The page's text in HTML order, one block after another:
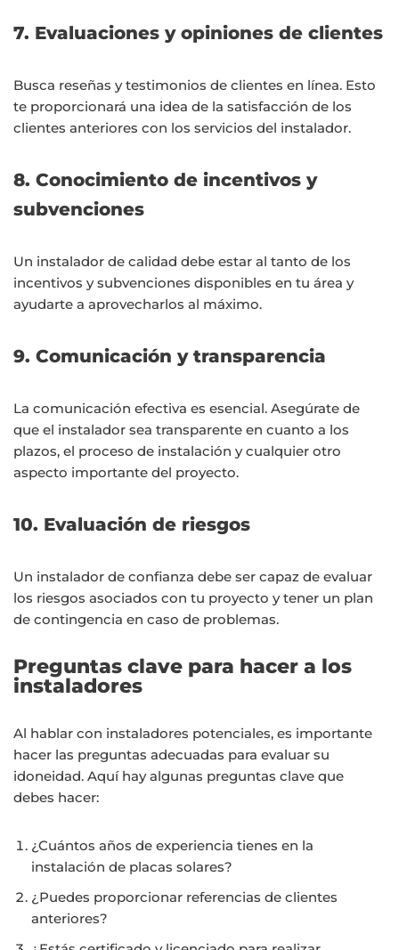
7. Evaluaciones y opiniones de clientes
Busca reseñas y testimonios de clientes en línea. Esto
te proporcionará una idea de la satisfacción de los
clientes anteriores con los servicios del instalador.
8. Conocimiento de incentivos y
subvenciones
Un instalador de calidad debe estar al tanto de los
incentivos y subvenciones disponibles en tu área y
ayudarte a aprovecharlos al máximo.
9. Comunicación y transparencia
La comunicación efectiva es esencial. Asegúrate de
que el instalador sea transparente en cuanto a los
plazos, el proceso de instalación y cualquier otro
aspecto importante del proyecto.
10. Evaluación de riesgos
Un instalador de confianza debe ser capaz de evaluar
los riesgos asociados con tu proyecto y tener un plan
de contingencia en caso de problemas.
Preguntas clave para hacer a los
instaladores
Al hablar con instaladores potenciales, es importante
hacer las preguntas adecuadas para evaluar su
idoneidad. Aquí hay algunas preguntas clave que
debes hacer:
¿Cuántos años de experiencia tienes en la
instalación de placas solares?
¿Puedes proporcionar referencias de clientes
anteriores?